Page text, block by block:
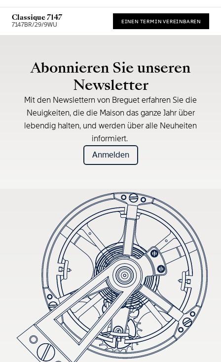
Classique 7147
7147BR/29/9WU EINEN TERMIN VEREINBAREN
Abonnieren Sie unseren
Newsletter
Mit den Newslettern von Breguet erfahren Sie die
Neuigkeiten, die die Maison das ganze Jahr über
lebendig halten, und werden über alle Neuheiten
informiert.
Anmelden